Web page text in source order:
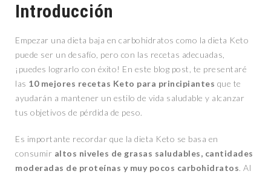
Introducción
Empezar una dieta baja en carbohidratos como la dieta Keto
puede ser un desafío, pero con las recetas adecuadas,
¡puedes lograrlo con éxito! En este blog post, te presentaré
las 10 mejores recetas Keto para principiantes que te
ayudarán a mantener un estilo de vida saludable y alcanzar
tus objetivos de pérdida de peso.
Es importante recordar que la dieta Keto se basa en
consumir altos niveles de grasas saludables, cantidades
moderadas de proteínas y muy pocos carbohidratos. Al